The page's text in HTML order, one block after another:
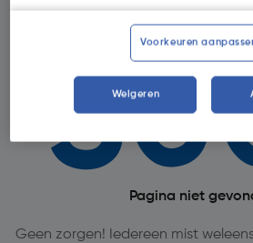
Oops!
Pagina niet
Geen zorgen! Iedereen mist
Voorkeuren
Weigeren